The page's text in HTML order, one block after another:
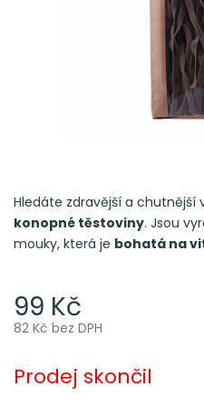
99 Kč
82 Kč bez DPH
cena:
Prodej skončil
Hledáte zdravější a chutnější
konopné těstoviny. Jsou
mouky, která je bohatá na